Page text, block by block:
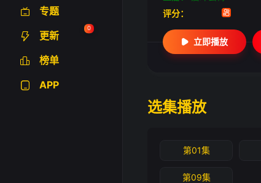
专题
更新
0
榜单
APP
评分：
立即播放
选集播放
第01集
第09集